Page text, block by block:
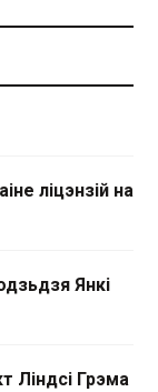
ліцэнзій на
Янкі
Ліндсі Грэма